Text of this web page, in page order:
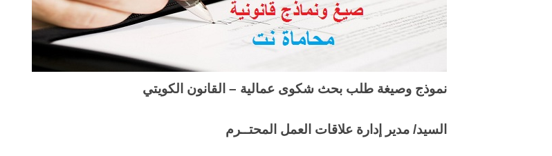
نموذج وصيغة طلب بحث شكوى عمالية – القانون الكويتي
السيد/ مدير إدارة علاقات العمل المحتــرم